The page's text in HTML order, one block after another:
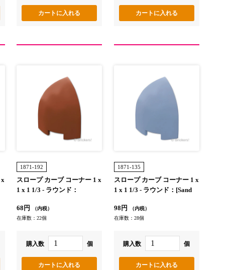
1871-192
スロープ カーブ コーナー 1 x
1 x 1 1/3 - ラウンド：
68円
（内税）
在庫数：22個
購入数 個
1871-135
スロープ カーブ コーナー 1 x
1 x 1 1/3 - ラウンド：[Sand
98円
（内税）
在庫数：28個
購入数 個